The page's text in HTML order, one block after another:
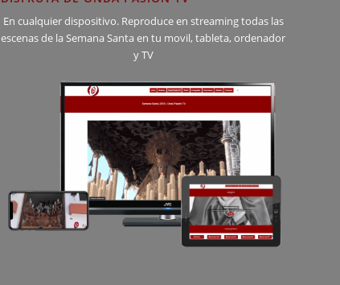
En cualquier dispositivo. Reproduce en streaming todas las
escenas de la Semana Santa en tu movil, tableta, ordenador
y TV